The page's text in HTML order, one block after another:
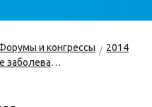
и конгрессы
2014
Гормонально-ассоциированные заболевания репродуктивной системы